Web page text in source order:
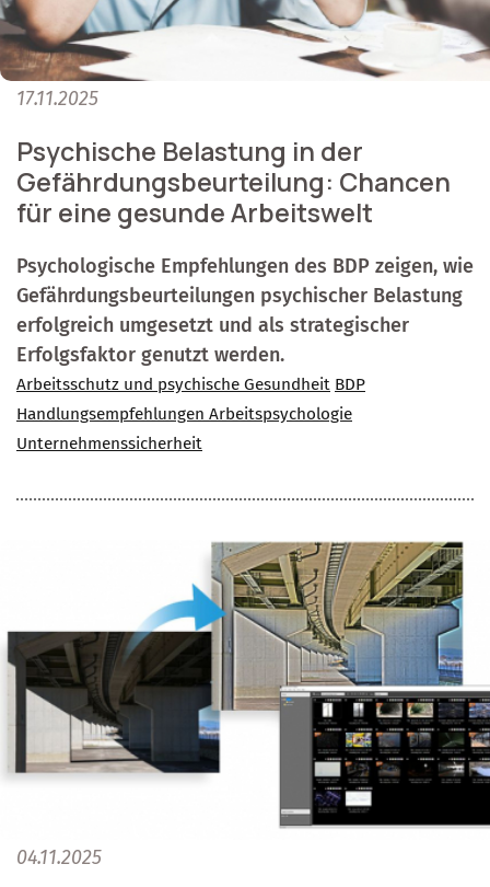
17.11.2025
Psychische Belastung in der
Gefährdungsbeurteilung: Chancen
für eine gesunde Arbeitswelt
Psychologische Empfehlungen des BDP zeigen, wie
Gefährdungsbeurteilungen psychischer Belastung
erfolgreich umgesetzt und als strategischer
Erfolgsfaktor genutzt werden.
Arbeitsschutz und psychische Gesundheit BDP
Handlungsempfehlungen Arbeitspsychologie
Unternehmenssicherheit
04.11.2025